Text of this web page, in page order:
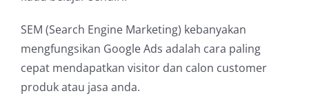
SEM (Search Engine Marketing) kebanyakan
mengfungsikan Google Ads adalah cara paling
cepat mendapatkan visitor dan calon customer
produk atau jasa anda.